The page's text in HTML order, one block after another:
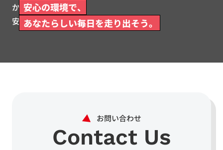
か。
安心して働ける環境をご用意しています。
安心の環境で、
あなたらしい毎日を走り出そう。
Contact Us